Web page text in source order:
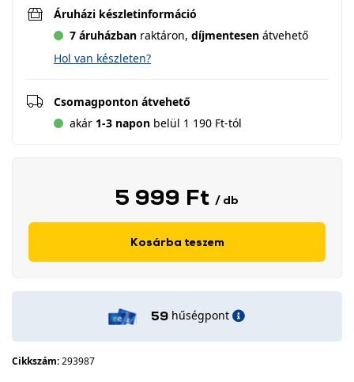
Áruházi készletinformáció
7 áruházban raktáron, díjmentesen átvehető
Hol van készleten?
Csomagponton átvehető
akár 1-3 napon belül 1 190 Ft-tól
5 999 Ft / db
Kosárba teszem
59 hűségpont
Cikkszám:293987